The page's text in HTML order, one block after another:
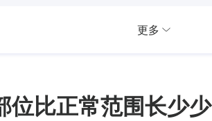
更多
比正常范围长少少